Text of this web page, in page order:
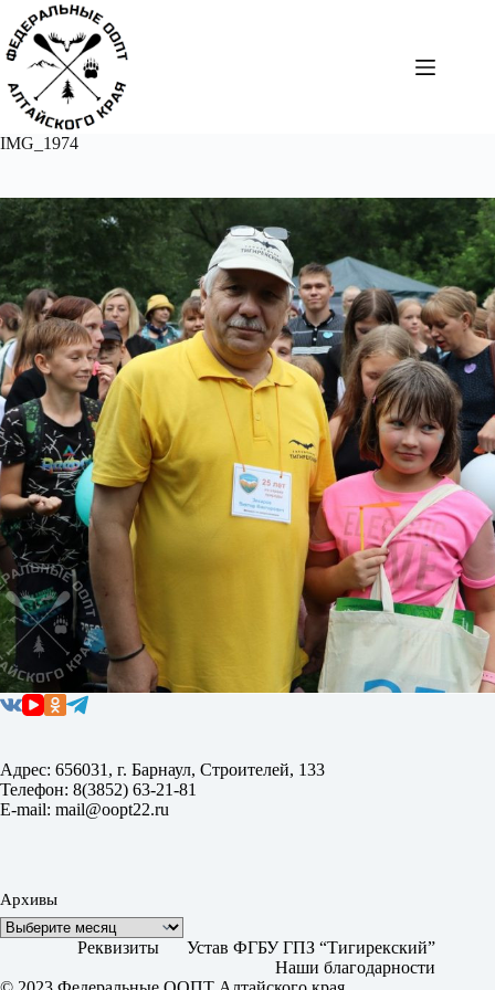
Перейти
сути
IMG_1974
Адрес: 656031, г. Барнаул, Строителей, 133
Телефон: 8(3852) 63-21-81
E-mail: mail@oopt22.ru
Архивы
Реквизиты
Устав ФГБУ ГПЗ “Тигирекский”
Наши благодарности